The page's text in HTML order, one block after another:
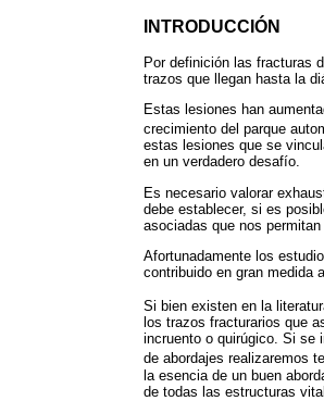
INTRODUCCIÓN
Por definición las fracturas
trazos que llegan hasta la
Estas lesiones han
crecimiento del parque
estas lesiones que se
en un verdadero desafío.
Es necesario valorar
debe establecer, si es
asociadas que nos
Afortunadamente los
contribuido en gran medida
Si bien existen en la
los trazos fracturarios que
incruento o quirúgico. Si se
de abordajes realizaremos
la esencia de un buen
de todas las estructuras